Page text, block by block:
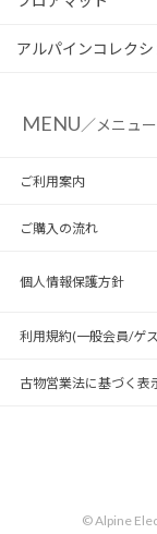
アルパインコレクシ
MENU／メニュー
ご利用案内
ご購入の流れ
個人情報保護方針
利用規約(一般会員/ゲ
古物営業法に基づく表
© Alpine